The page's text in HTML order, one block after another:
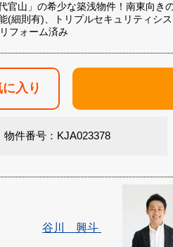
官山」の希少な築浅物件！南東向き
(細則有)、トリプルセキュリティシ
フォーム済み
入り
物件番号：KJA023378
谷川 興斗